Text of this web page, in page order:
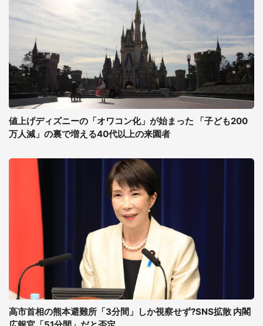
値上げディズニーの「オワコン化」が始まった 「子ども200
万人減」の裏で増える40代以上の来園者
高市首相の熊本避難所「3分間」しか視察せず?SNS拡散 内閣